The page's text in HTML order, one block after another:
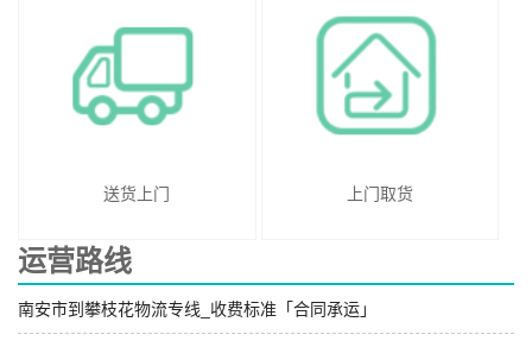
送货上门 上门取货
运营路线
南安市到攀枝花物流专线_收费标准「合同承运」